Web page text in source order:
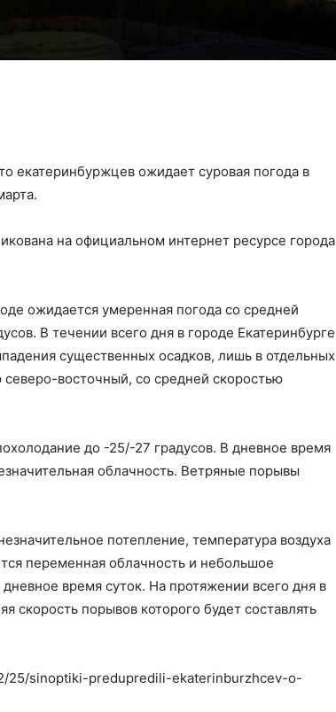
екатеринбуржцев ожидает суровая погода в
на официальном интернет ресурсе города
ожидается умеренная погода со средней
В течении всего дня в городе Екатеринбурге
существенных осадков, лишь в отдельных
восточный, со средней скоростью
до -25/-27 градусов. В дневное время
облачность. Ветряные порывы
потепление, температура воздуха
переменная облачность и небольшое
время суток. На протяжении всего дня в
скорость порывов которого будет составлять
25/sinoptiki-predupredili-ekaterinburzhcev-o-